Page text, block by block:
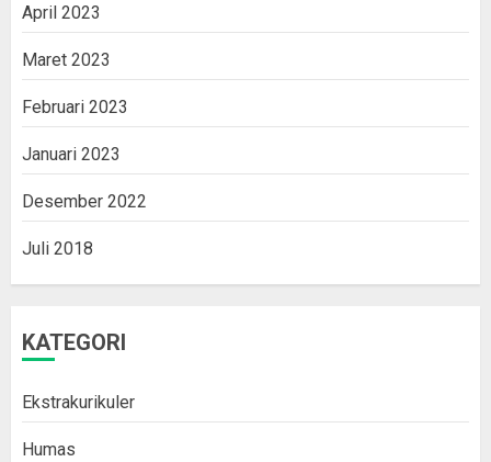
April 2023
Maret 2023
Februari 2023
Januari 2023
Desember 2022
Juli 2018
KATEGORI
Ekstrakurikuler
Humas